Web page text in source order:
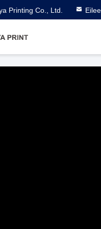
Printing Co., Ltd.